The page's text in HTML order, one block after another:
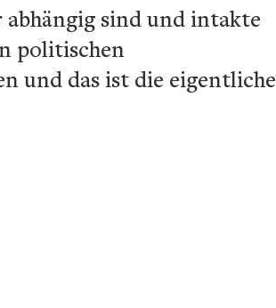
sind und intakte
politischen
und das ist die eigentliche